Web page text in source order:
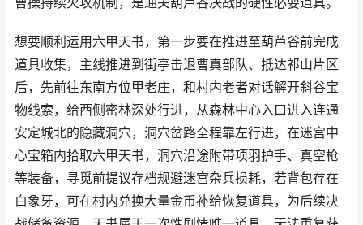
想要顺利运用六甲天书，第一步要在推进至葫芦谷前完成
道具收集，主线推进到街亭击退曹真部队、抵达祁山片区
后，先前往东南方位甲老庄，和村内老者对话解开斜谷宝
物线索，给西侧密林深处行进，从森林中心入口进入连通
安定城北的隐藏洞穴，洞穴岔路全程靠左行进，在迷宫中
心宝箱内拾取六甲天书，洞穴沿途附带项羽护手、真空枪
等装备，寻觅前提议存档规避迷宫杂兵损耗，若背包存在
白象牙，可在村内兑换大量金币补给恢复道具，为后续决